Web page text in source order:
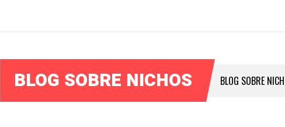
BLOG SOBRE NICHOS BLOG SOBRE